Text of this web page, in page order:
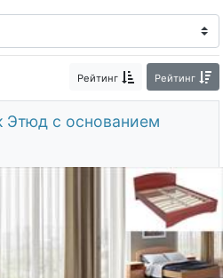
кровати)
Рейтинг Рейтинг
Этюд с основанием